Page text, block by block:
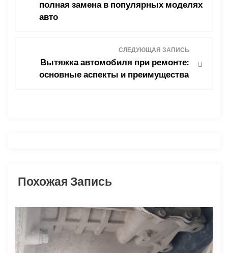
п
з
а
полная замена в популярных моделях
авто
СЛЕДУЮЩАЯ ЗАПИСЬ
Вытяжка автомобиля при ремонте:
основные аспекты и преимущества
Похожая Запись